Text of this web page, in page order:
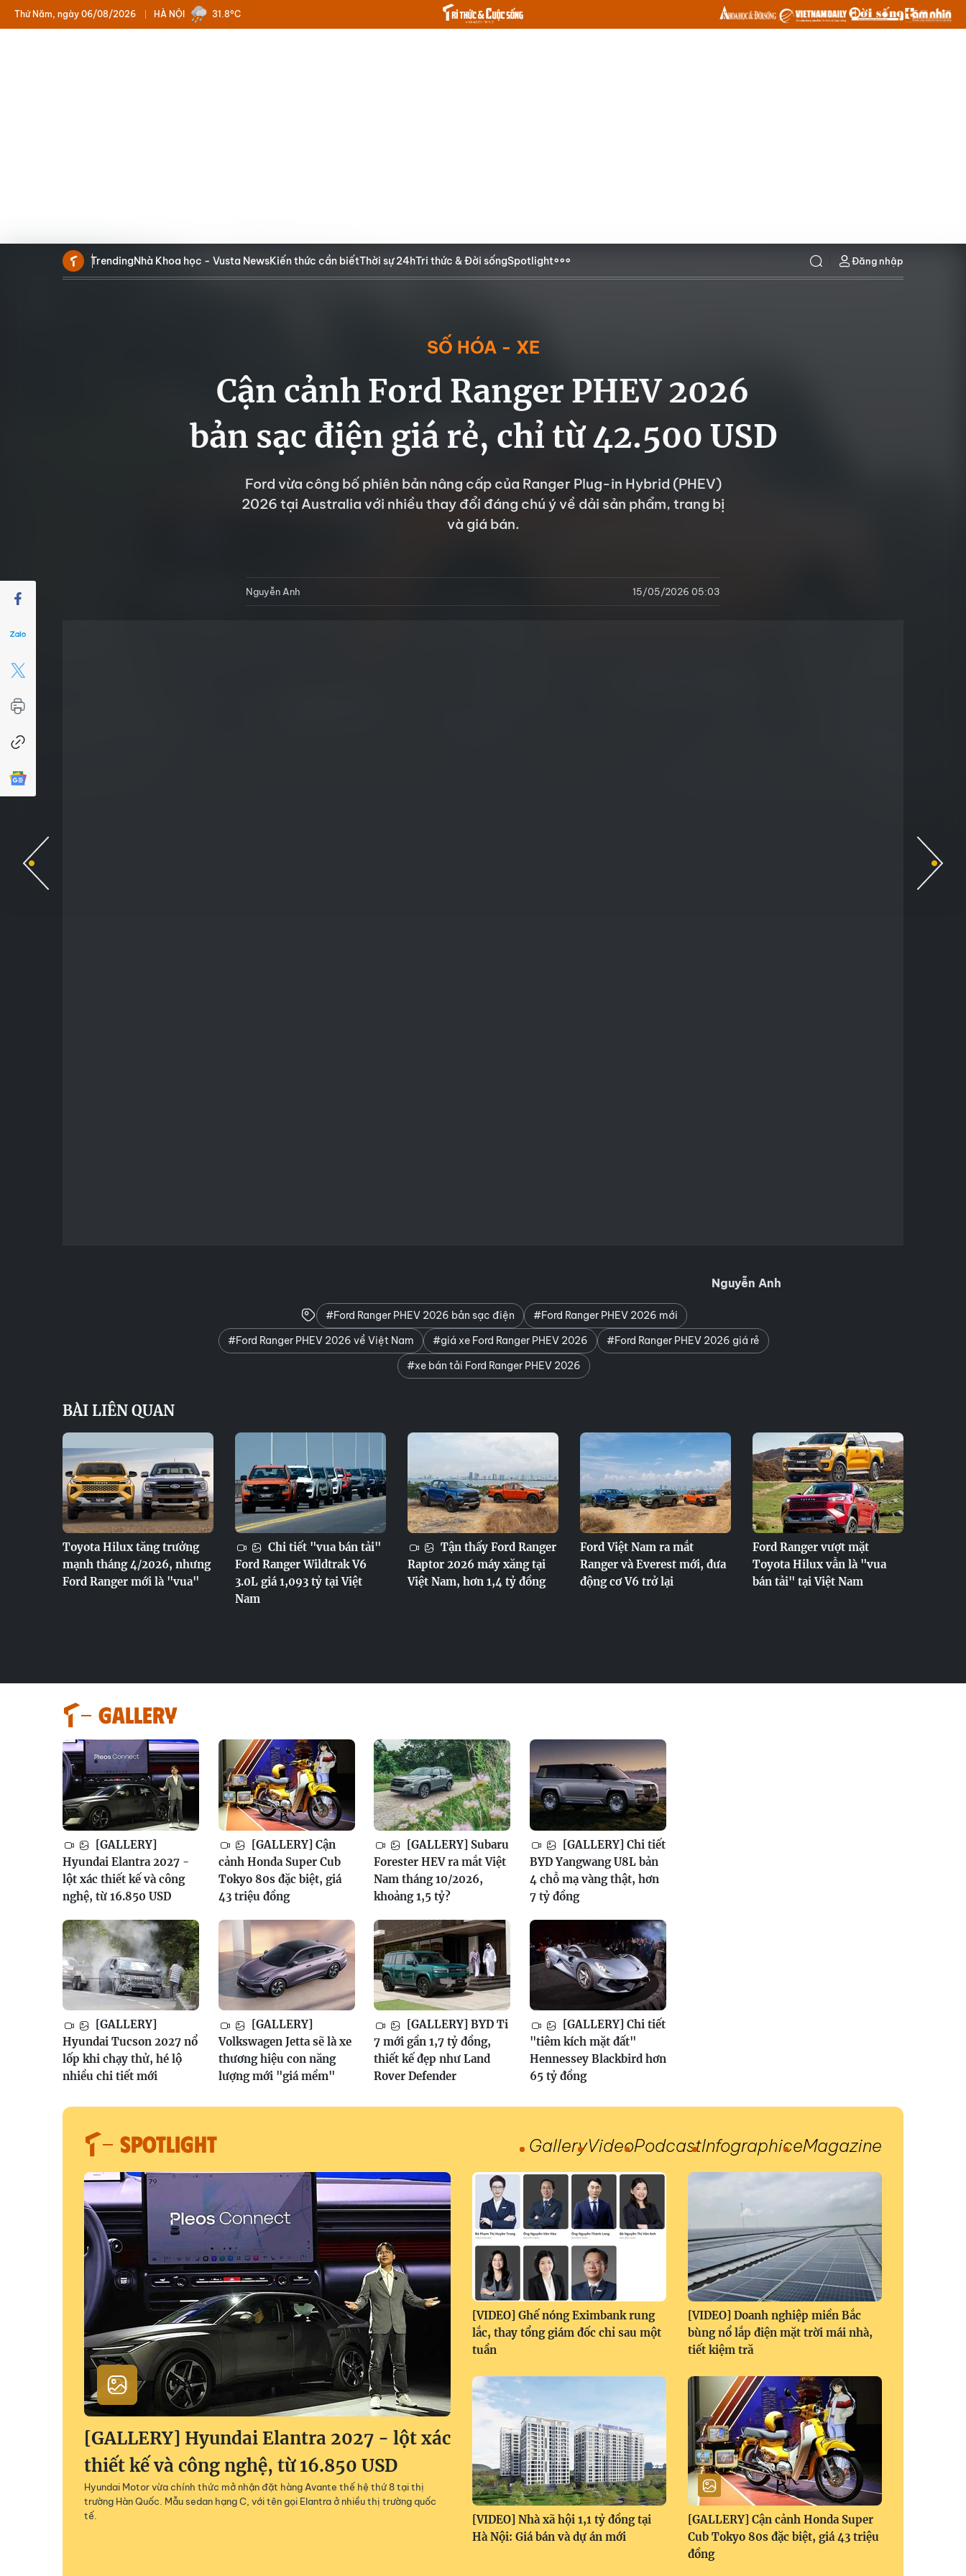
HÀ NỘI
Thứ Năm, ngày 06/08/2026 31.8°C
TrendingNhà Khoa học - Vusta NewsKiến thức cần biếtThời sự 24hTri thức & Đời sốngSpotlight Đăng nhập
SỐ HÓA - XE
Cận cảnh Ford Ranger PHEV 2026
bản sạc điện giá rẻ, chỉ từ 42.500 USD
Ford vừa công bố phiên bản nâng cấp của Ranger Plug-in Hybrid (PHEV)
2026 tại Australia với nhiều thay đổi đáng chú ý về dải sản phẩm, trang bị
và giá bán.
Nguyễn Anh 15/05/2026 05:03
Nguyễn Anh
#Ford Ranger PHEV 2026 bản sạc điện
#Ford Ranger PHEV 2026 mới
#Ford Ranger PHEV 2026 về Việt Nam
#giá xe Ford Ranger PHEV 2026
#Ford Ranger PHEV 2026 giá rẻ
#xe bán tải Ford Ranger PHEV 2026
BÀI LIÊN QUAN
Toyota Hilux tăng trưởng
mạnh tháng 4/2026, nhưng
Ford Ranger mới là "vua"
Chi tiết "vua bán tải"
Ford Ranger Wildtrak V6
3.0L giá 1,093 tỷ tại Việt
Nam
Tận thấy Ford Ranger
Raptor 2026 máy xăng tại
Việt Nam, hơn 1,4 tỷ đồng
Ford Việt Nam ra mắt
Ranger và Everest mới, đưa
động cơ V6 trở lại
Ford Ranger vượt mặt
Toyota Hilux vẫn là "vua
bán tải" tại Việt Nam
GALLERY
[GALLERY]
Hyundai Elantra 2027 -
lột xác thiết kế và công
nghệ, từ 16.850 USD
[GALLERY] Cận
cảnh Honda Super Cub
Tokyo 80s đặc biệt, giá
43 triệu đồng
[GALLERY] Subaru
Forester HEV ra mắt Việt
Nam tháng 10/2026,
khoảng 1,5 tỷ?
[GALLERY] Chi tiết
BYD Yangwang U8L bản
4 chỗ mạ vàng thật, hơn
7 tỷ đồng
[GALLERY]
Hyundai Tucson 2027 nổ
lốp khi chạy thử, hé lộ
nhiều chi tiết mới
[GALLERY]
Volkswagen Jetta sẽ là xe
thương hiệu con năng
lượng mới "giá mềm"
[GALLERY] BYD Ti
7 mới gần 1,7 tỷ đồng,
thiết kế đẹp như Land
Rover Defender
[GALLERY] Chi tiết
"tiêm kích mặt đất"
Hennessey Blackbird hơn
65 tỷ đồng
SPOTLIGHT GalleryVideoPodcastInfographiceMagazine
[GALLERY] Hyundai Elantra 2027 - lột xác
thiết kế và công nghệ, từ 16.850 USD
Hyundai Motor vừa chính thức mở nhận đặt hàng Avante thế hệ thứ 8 tại thị
trường Hàn Quốc. Mẫu sedan hạng C, với tên gọi Elantra ở nhiều thị trường quốc
tế.
[VIDEO] Ghế nóng Eximbank rung
lắc, thay tổng giám đốc chỉ sau một
tuần
[VIDEO] Doanh nghiệp miền Bắc
bùng nổ lắp điện mặt trời mái nhà,
tiết kiệm tră
[VIDEO] Nhà xã hội 1,1 tỷ đồng tại
Hà Nội: Giá bán và dự án mới
[GALLERY] Cận cảnh Honda Super
Cub Tokyo 80s đặc biệt, giá 43 triệu
đồng